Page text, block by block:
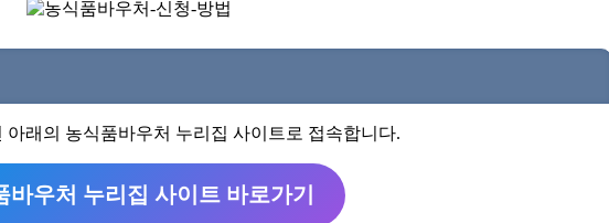
래의 농식품바우처 누리집 사이트로 접속합니다.
바우처 누리집 사이트 바로가기